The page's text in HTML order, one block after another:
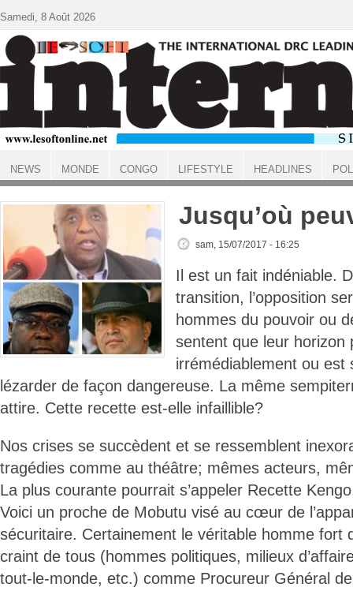
ACCUEIL
Jusqu’où
sam, 15/07/2017 - 16:25
Il est un fait indéniable.
transition, l’opposition
hommes du pouvoir ou
sentent que leur horizon
irrémédiablement ou est
lézarder de façon dangereuse. La même
attire. Cette recette est-elle infaillible?
Nos crises se succèdent et se ressemblent
tragédies comme au théâtre; mêmes acteurs,
La plus courante pourrait s’appeler Recette
Voici un proche de Mobutu visé au cœur de
sécuritaire. Certainement le véritable homme fort
craint de tous (hommes politiques, milieux
tout-le-monde, etc.) comme Procureur Général
Samedi, 8 Août 2026
NEWS MONDE CONGO LIFESTYLE HEADLINES